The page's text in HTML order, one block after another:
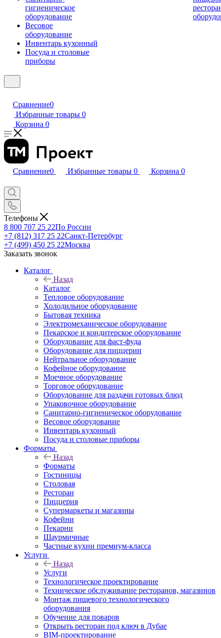
гигиеническое
оборудование
Весовое
оборудование
Инвентарь кухонный
Посуда и столовые
приборы
Сравнение0
Избранные товары 0
Корзина 0
Сравнение0 Избранные товары 0 Корзина 0
Телефоны
8 800 707 25 22По России
+7 (812) 317 25 22Санкт-Петербург
+7 (499) 450 25 22Москва
Заказать звонок
Каталог
Назад
Каталог
Тепловое оборудование
Холодильное оборудование
Бытовая техника
Электромеханическое оборудование
Пекарское и кондитерское оборудование
Оборудование для фаст-фуда
Оборудование для пиццерии
Нейтральное оборудование
Кофейное оборудование
Моечное оборудование
Торговое оборудование
Оборудование для раздачи готовых блюд
Упаковочное оборудование
Санитарно-гигиеническое оборудование
Весовое оборудование
Инвентарь кухонный
Посуда и столовые приборы
Форматы
Назад
Форматы
Гостиницы
Столовая
Ресторан
Пиццерия
Супермаркеты и магазины
Кофейни
Пекарни
Шаурмичные
Частные кухни премиум-класса
Услуги
Назад
Услуги
Технологическое проектирование
Техническое обслуживание ресторанов, магазинов
Монтаж пищевого технологического
оборудования
Обучение для поваров
Открыть ресторан под ключ в Дубае
BIM-проектирование